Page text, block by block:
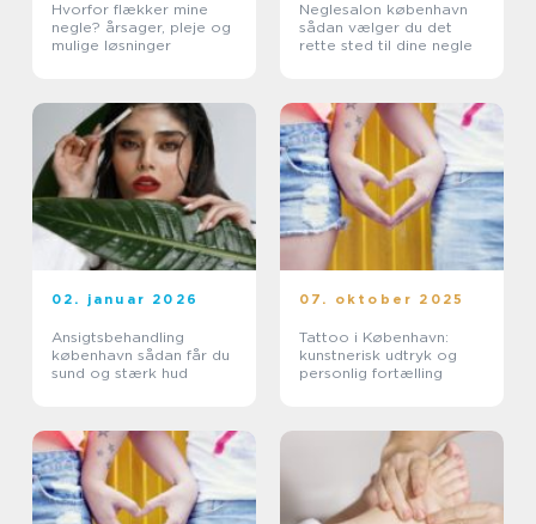
Hvorfor flækker mine
negle? årsager, pleje og
mulige løsninger
Neglesalon københavn
sådan vælger du det
rette sted til dine negle
02. januar 2026
Ansigtsbehandling
københavn sådan får du
sund og stærk hud
07. oktober 2025
Tattoo i København:
kunstnerisk udtryk og
personlig fortælling